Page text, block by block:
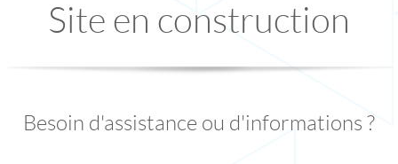
Site en construction
Besoin d'assistance ou d'informations ?